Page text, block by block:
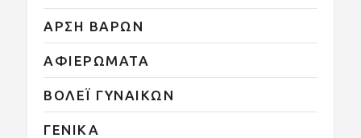
ΑΡΣΗ ΒΑΡΩΝ
ΑΦΙΕΡΩΜΑΤΑ
ΒΟΛΕΪ ΓΥΝΑΙΚΩΝ
ΓΕΝΙΚΑ